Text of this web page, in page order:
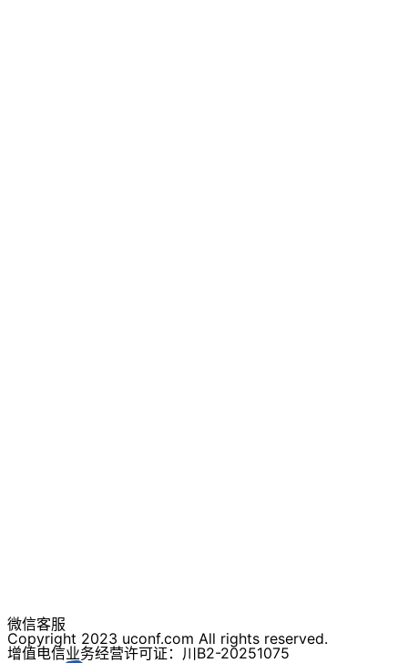
微信客服
Copyright 2023 uconf.com All rights reserved.
增值电信业务经营许可证：川B2-20251075